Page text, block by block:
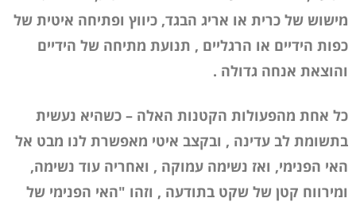
מישוש של כרית או אריג הבגד, כיווץ ופתיחה איטית של
כפות הידיים או הרגליים , תנועת מתיחה של הידיים
והוצאת אנחה גדולה .
כל אחת מהפעולות הקטנות האלה – כשהיא נעשית
בתשומת לב עדינה , ובקצב איטי מאפשרת לנו מבט אל
האי הפנימי, ואז נשימה עמוקה , ואחריה עוד נשימה,
ומירווח קטן של שקט בתודעה , וזהו "האי הפנימי של